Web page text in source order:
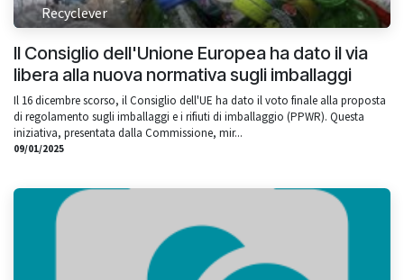
Recyclever
Il Consiglio dell'Unione Europea ha dato il via
libera alla nuova normativa sugli imballaggi
Il 16 dicembre scorso, il Consiglio dell'UE ha dato il voto finale alla proposta
di regolamento sugli imballaggi e i rifiuti di imballaggio (PPWR). Questa
iniziativa, presentata dalla Commissione, mir...
09/01/2025